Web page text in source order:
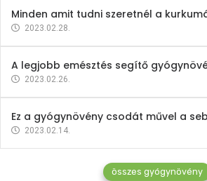
Minden amit tudni szeretnél a
2023.02.28.
A legjobb emésztés segítő
2023.02.26.
Ez a gyógynövény csodát művel a
2023.02.14.
összes gyógynövény
Vitaminok